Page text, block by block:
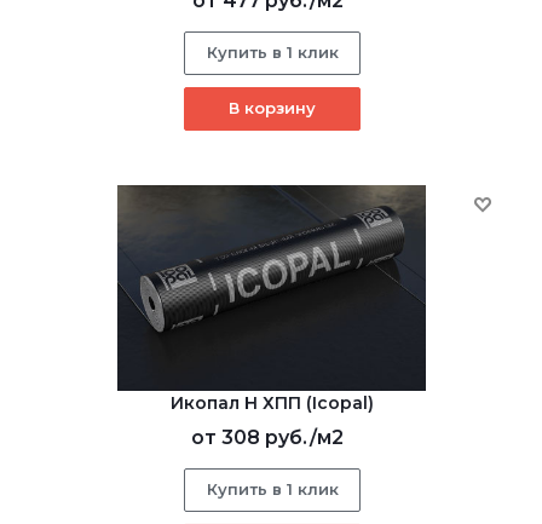
Купить в 1 клик
В корзину
Икопал Н ХПП (Icopal)
от 308 руб./м2
Купить в 1 клик